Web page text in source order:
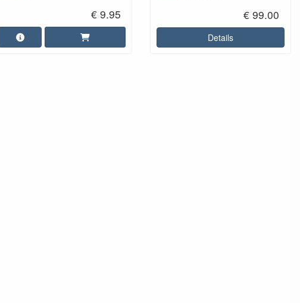
€ 9.95 € 99.00
Details